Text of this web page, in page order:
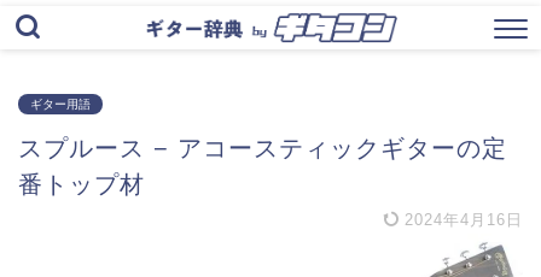
ギター用語
スプルース − アコースティックギターの定
番トップ材
2024年4月16日